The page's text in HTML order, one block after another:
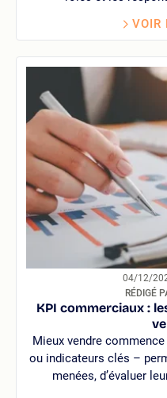
VOIR
04/12/
RÉDIGÉ
KPI commerciaux :
Mieux vendre
ou indicateurs clés –
menées, d’évaluer